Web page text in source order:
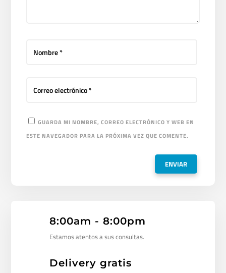
GUARDA MI NOMBRE, CORREO ELECTRÓNICO Y WEB EN
ESTE NAVEGADOR PARA LA PRÓXIMA VEZ QUE COMENTE.
8:00am - 8:00pm
Estamos atentos a sus consultas.
Delivery gratis